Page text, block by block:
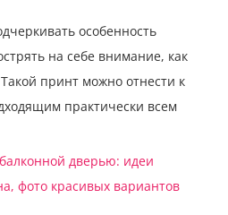
особенность
на себе внимание, как
принт можно отнести к
практически всем